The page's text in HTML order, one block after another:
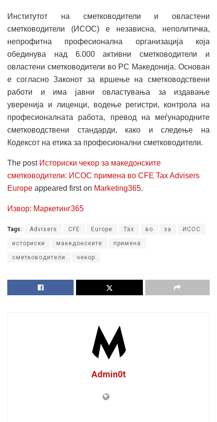
Институтот на сметководители и овластени
сметководители (ИСОС) е независна, неполитичка,
непрофитна професионална организација која
обединува над 6.000 активни сметководители и
овластени сметководители во РС Македонија. Основан
е согласно Законот за вршење на сметководствени
работи и има јавни овластувања за издавање
уверенија и лиценци, водење регистри, контрола на
професионалната работа, превод на меѓународните
сметководствени стандарди, како и следење на
Кодексот на етика за професионални сметководители.
The post Историски чекор за македонските
сметководители: ИСОС примена во CFE Tax Advisers
Europe appeared first on Marketing365.
Извор: Маркетинг365
Tags: Advisers CFE Europe Tax во за ИСОС
историски македонските примена
сметководители чекор
Admin0t